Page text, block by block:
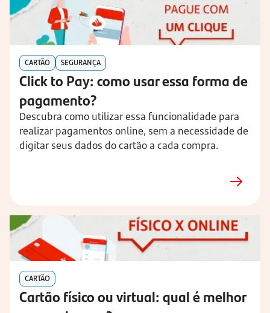
CARTÃO SEGURANÇA
Click to Pay: como usar essa forma de
pagamento?
Descubra como utilizar essa funcionalidade para
realizar pagamentos online, sem a necessidade de
digitar seus dados do cartão a cada compra.
CARTÃO
Cartão físico ou virtual: qual é melhor